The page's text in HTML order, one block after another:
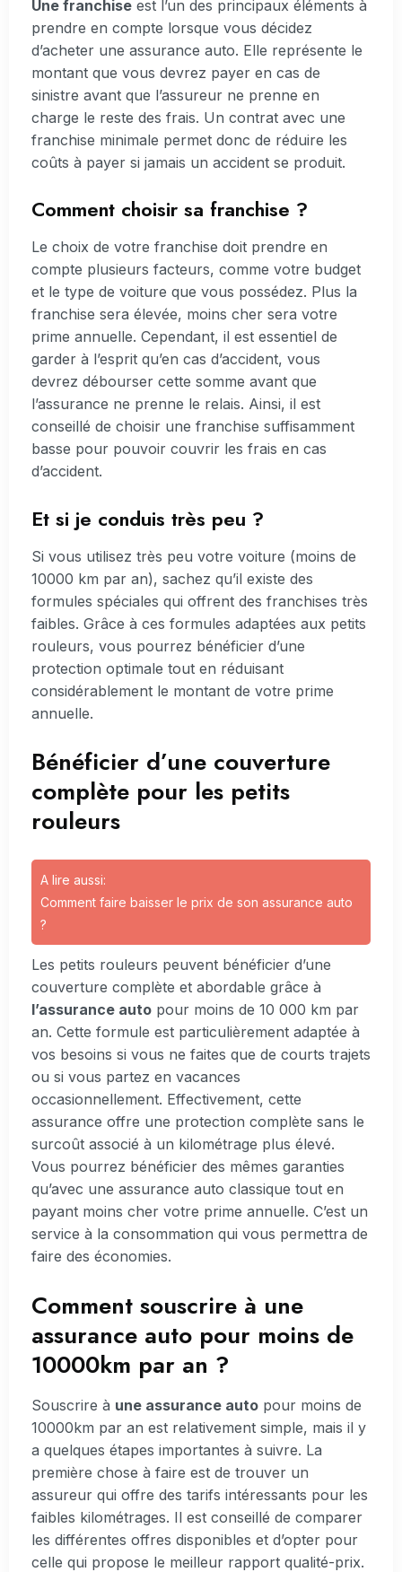
Une franchise est l’un des principaux éléments à
prendre en compte lorsque vous décidez
d’acheter une assurance auto. Elle représente le
montant que vous devrez payer en cas de
sinistre avant que l’assureur ne prenne en
charge le reste des frais. Un contrat avec une
franchise minimale permet donc de réduire les
coûts à payer si jamais un accident se produit.
Comment choisir sa franchise ?
Le choix de votre franchise doit prendre en
compte plusieurs facteurs, comme votre budget
et le type de voiture que vous possédez. Plus la
franchise sera élevée, moins cher sera votre
prime annuelle. Cependant, il est essentiel de
garder à l’esprit qu’en cas d’accident, vous
devrez débourser cette somme avant que
l’assurance ne prenne le relais. Ainsi, il est
conseillé de choisir une franchise suffisamment
basse pour pouvoir couvrir les frais en cas
d’accident.
Et si je conduis très peu ?
Si vous utilisez très peu votre voiture (moins de
10000 km par an), sachez qu’il existe des
formules spéciales qui offrent des franchises très
faibles. Grâce à ces formules adaptées aux petits
rouleurs, vous pourrez bénéficier d’une
protection optimale tout en réduisant
considérablement le montant de votre prime
annuelle.
Bénéficier d’une couverture
complète pour les petits
rouleurs
A lire aussi:
Comment faire baisser le prix de son assurance auto
?
Les petits rouleurs peuvent bénéficier d’une
couverture complète et abordable grâce à
l’assurance auto pour moins de 10 000 km par
an. Cette formule est particulièrement adaptée à
vos besoins si vous ne faites que de courts trajets
ou si vous partez en vacances
occasionnellement. Effectivement, cette
assurance offre une protection complète sans le
surcoût associé à un kilométrage plus élevé.
Vous pourrez bénéficier des mêmes garanties
qu’avec une assurance auto classique tout en
payant moins cher votre prime annuelle. C’est un
service à la consommation qui vous permettra de
faire des économies.
Comment souscrire à une
assurance auto pour moins de
10000km par an ?
Souscrire à une assurance auto pour moins de
10000km par an est relativement simple, mais il y
a quelques étapes importantes à suivre. La
première chose à faire est de trouver un
assureur qui offre des tarifs intéressants pour les
faibles kilométrages. Il est conseillé de comparer
les différentes offres disponibles et d’opter pour
celle qui propose le meilleur rapport qualité-prix.